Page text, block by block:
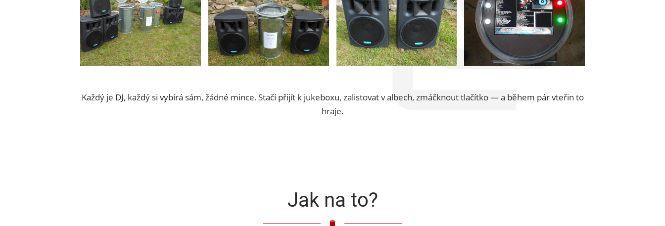
Každý je DJ, každý si vybírá sám, žádné mince. Stačí přijít k jukeboxu, zalistovat v albech, zmáčknout tlačítko — a během pár vteřin to
hraje.
Jak na to?